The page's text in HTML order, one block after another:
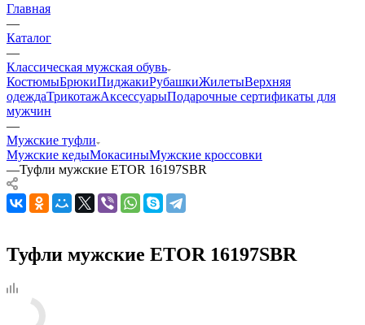
Главная
—
Каталог
—
Классическая мужская обувь
КостюмыБрюкиПиджакиРубашкиЖилетыВерхняя
одеждаТрикотажАксессуарыПодарочные сертификаты для
мужчин
—
Мужские туфли
Мужские кедыМокасиныМужские кроссовки
—Туфли мужские ETOR 16197SBR
Туфли мужские ETOR 16197SBR